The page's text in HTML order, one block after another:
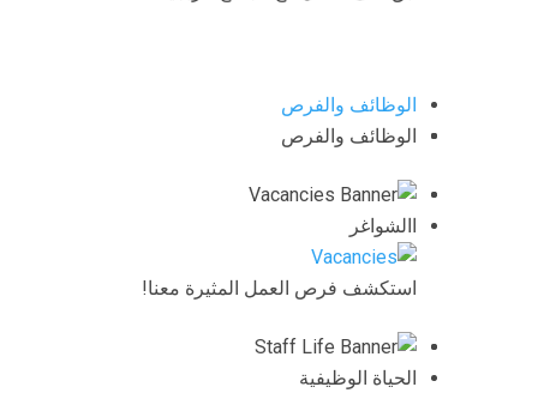
الوظائف والفرص
الوظائف والفرص
االشواغر
استكشف فرص العمل المثيرة معنا!
الحياة الوظيفية